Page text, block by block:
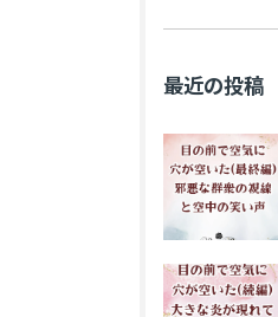
最近の投稿